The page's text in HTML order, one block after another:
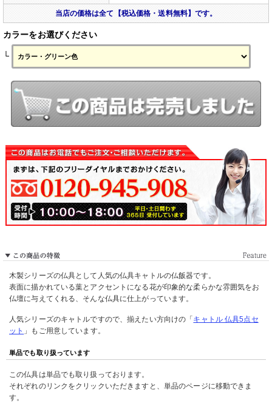
当店の価格は全て【税込価格・送料無料】です。
カラーをお選びください
└
木製シリーズの仏具として人気の仏具キャトルの仏飯器です。
表面に描かれている葉とアクセントになる花が印象的な柔らかな雰囲気をお
仏壇に与えてくれる、そんな仏具に仕上がっています。
人気シリーズのキャトルですので、揃えたい方向けの「 キャトル 仏具5点セ
ット 」もご用意しています。
単品でも取り扱っています
この仏具は単品でも取り扱っております。
それぞれのリンクをクリックいただきますと、単品のページに移動できま
す。